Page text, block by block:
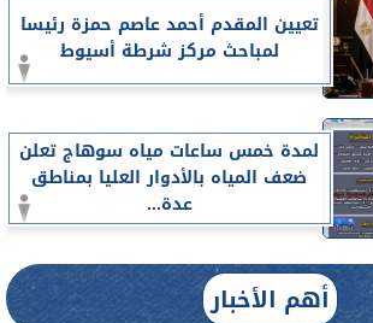
تعيين المقدم أحمد عاصم حمزة رئيسا
لمباحث مركز شرطة أسيوط
لمدة خمس ساعات مياه سوهاج تعلن
ضعف المياه بالأدوار العليا بمناطق
عدة...
أهم الأخبار